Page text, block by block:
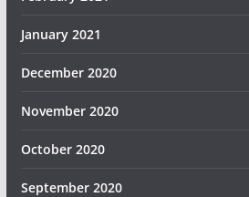
January 2021
December 2020
November 2020
October 2020
September 2020